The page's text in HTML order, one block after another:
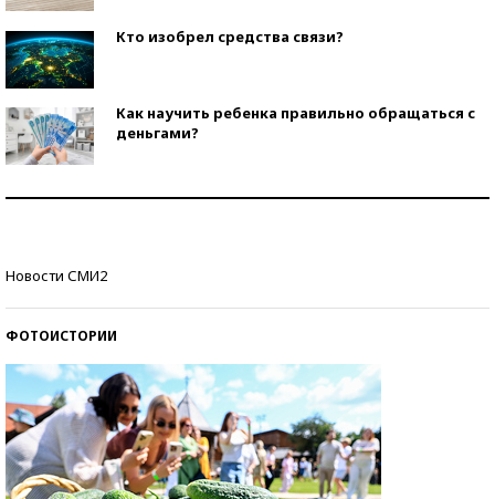
Кто изобрел средства связи?
Как научить ребенка правильно обращаться с
деньгами?
Новости СМИ2
ФОТОИСТОРИИ